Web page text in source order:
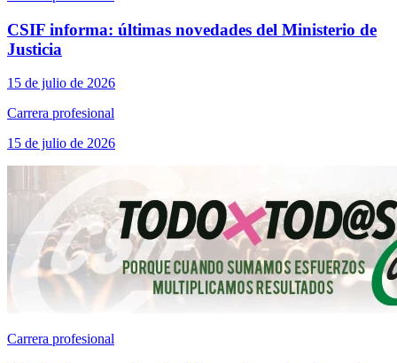
CSIF informa: últimas novedades del Ministerio de
Justicia
15 de julio de 2026
Carrera profesional
15 de julio de 2026
Carrera profesional